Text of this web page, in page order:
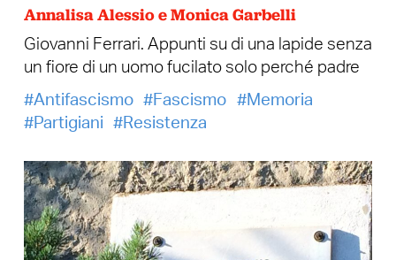
Annalisa Alessio e Monica Garbelli
Giovanni Ferrari. Appunti su di una lapide senza
un fiore di un uomo fucilato solo perché padre
Antifascismo
Fascismo
Memoria
Partigiani
Resistenza